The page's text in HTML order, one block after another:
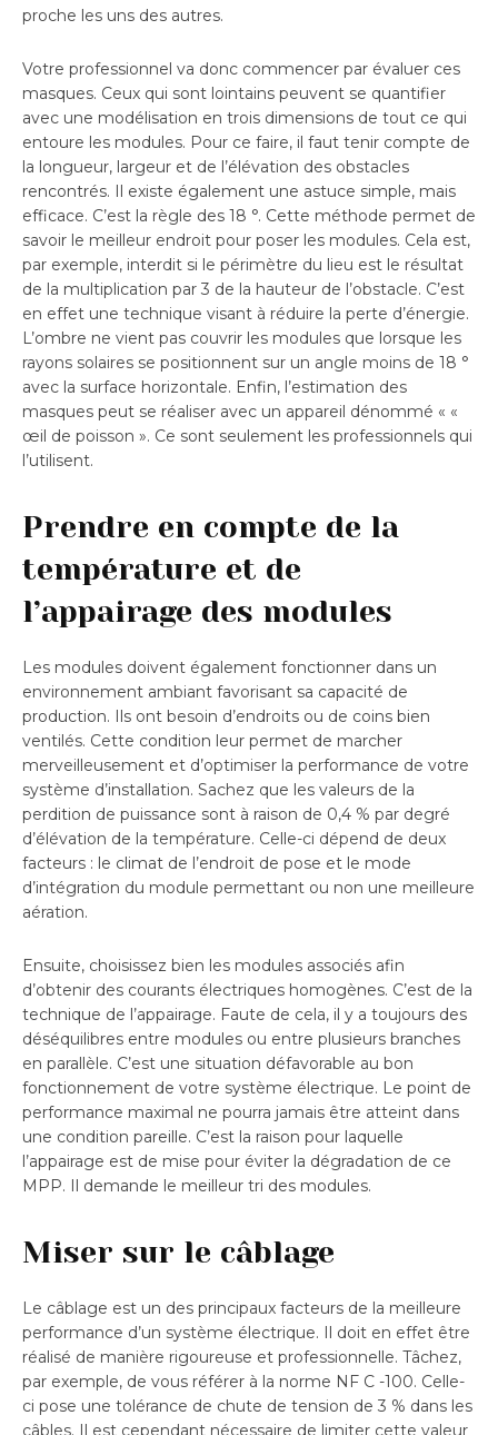
proche les uns des autres.
Votre professionnel va donc commencer par évaluer ces
masques. Ceux qui sont lointains peuvent se quantifier
avec une modélisation en trois dimensions de tout ce qui
entoure les modules. Pour ce faire, il faut tenir compte de
la longueur, largeur et de l’élévation des obstacles
rencontrés. Il existe également une astuce simple, mais
efficace. C’est la règle des 18 °. Cette méthode permet de
savoir le meilleur endroit pour poser les modules. Cela est,
par exemple, interdit si le périmètre du lieu est le résultat
de la multiplication par 3 de la hauteur de l’obstacle. C’est
en effet une technique visant à réduire la perte d’énergie.
L’ombre ne vient pas couvrir les modules que lorsque les
rayons solaires se positionnent sur un angle moins de 18 °
avec la surface horizontale. Enfin, l’estimation des
masques peut se réaliser avec un appareil dénommé « «
œil de poisson ». Ce sont seulement les professionnels qui
l’utilisent.
Prendre en compte de la
température et de
l’appairage des modules
Les modules doivent également fonctionner dans un
environnement ambiant favorisant sa capacité de
production. Ils ont besoin d’endroits ou de coins bien
ventilés. Cette condition leur permet de marcher
merveilleusement et d’optimiser la performance de votre
système d’installation. Sachez que les valeurs de la
perdition de puissance sont à raison de 0,4 % par degré
d’élévation de la température. Celle-ci dépend de deux
facteurs : le climat de l’endroit de pose et le mode
d’intégration du module permettant ou non une meilleure
aération.
Ensuite, choisissez bien les modules associés afin
d’obtenir des courants électriques homogènes. C’est de la
technique de l’appairage. Faute de cela, il y a toujours des
déséquilibres entre modules ou entre plusieurs branches
en parallèle. C’est une situation défavorable au bon
fonctionnement de votre système électrique. Le point de
performance maximal ne pourra jamais être atteint dans
une condition pareille. C’est la raison pour laquelle
l’appairage est de mise pour éviter la dégradation de ce
MPP. Il demande le meilleur tri des modules.
Miser sur le câblage
Le câblage est un des principaux facteurs de la meilleure
performance d’un système électrique. Il doit en effet être
réalisé de manière rigoureuse et professionnelle. Tâchez,
par exemple, de vous référer à la norme NF C -100. Celle-
ci pose une tolérance de chute de tension de 3 % dans les
câbles. Il est cependant nécessaire de limiter cette valeur